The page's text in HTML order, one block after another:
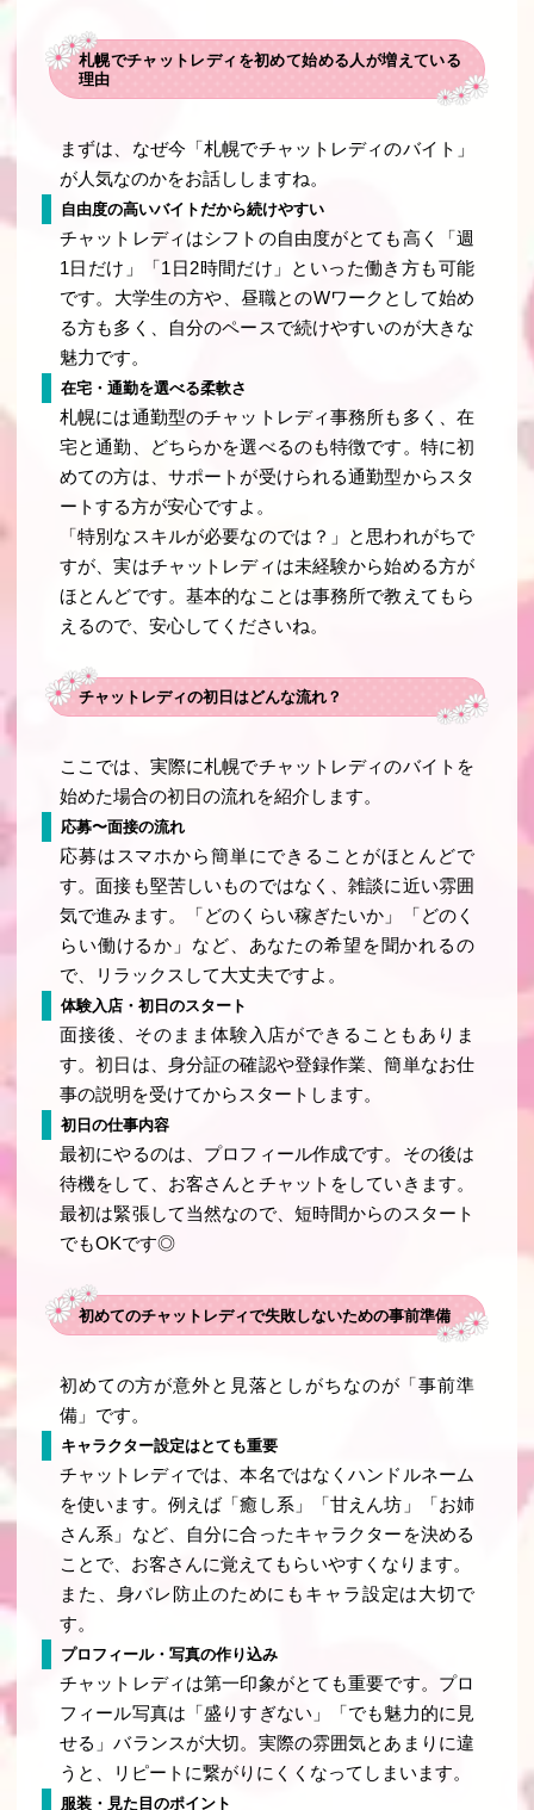
札幌でチャットレディを初めて始める人が増えている
理由
まずは、なぜ今「札幌でチャットレディのバイト」
が人気なのかをお話ししますね。
自由度の高いバイトだから続けやすい
チャットレディはシフトの自由度がとても高く「週
1日だけ」「1日2時間だけ」といった働き方も可能
です。大学生の方や、昼職とのWワークとして始め
る方も多く、自分のペースで続けやすいのが大きな
魅力です。
在宅・通勤を選べる柔軟さ
札幌には通勤型のチャットレディ事務所も多く、在
宅と通勤、どちらかを選べるのも特徴です。特に初
めての方は、サポートが受けられる通勤型からスタ
ートする方が安心ですよ。
「特別なスキルが必要なのでは？」と思われがちで
すが、実はチャットレディは未経験から始める方が
ほとんどです。基本的なことは事務所で教えてもら
えるので、安心してくださいね。
チャットレディの初日はどんな流れ？
ここでは、実際に札幌でチャットレディのバイトを
始めた場合の初日の流れを紹介します。
応募〜面接の流れ
応募はスマホから簡単にできることがほとんどで
す。面接も堅苦しいものではなく、雑談に近い雰囲
気で進みます。「どのくらい稼ぎたいか」「どのく
らい働けるか」など、あなたの希望を聞かれるの
で、リラックスして大丈夫ですよ。
体験入店・初日のスタート
面接後、そのまま体験入店ができることもありま
す。初日は、身分証の確認や登録作業、簡単なお仕
事の説明を受けてからスタートします。
初日の仕事内容
最初にやるのは、プロフィール作成です。その後は
待機をして、お客さんとチャットをしていきます。
最初は緊張して当然なので、短時間からのスタート
でもOKです◎
初めてのチャットレディで失敗しないための事前準備
初めての方が意外と見落としがちなのが「事前準
備」です。
キャラクター設定はとても重要
チャットレディでは、本名ではなくハンドルネーム
を使います。例えば「癒し系」「甘えん坊」「お姉
さん系」など、自分に合ったキャラクターを決める
ことで、お客さんに覚えてもらいやすくなります。
また、身バレ防止のためにもキャラ設定は大切で
す。
プロフィール・写真の作り込み
チャットレディは第一印象がとても重要です。プロ
フィール写真は「盛りすぎない」「でも魅力的に見
せる」バランスが大切。実際の雰囲気とあまりに違
うと、リピートに繋がりにくくなってしまいます。
服装・見た目のポイント